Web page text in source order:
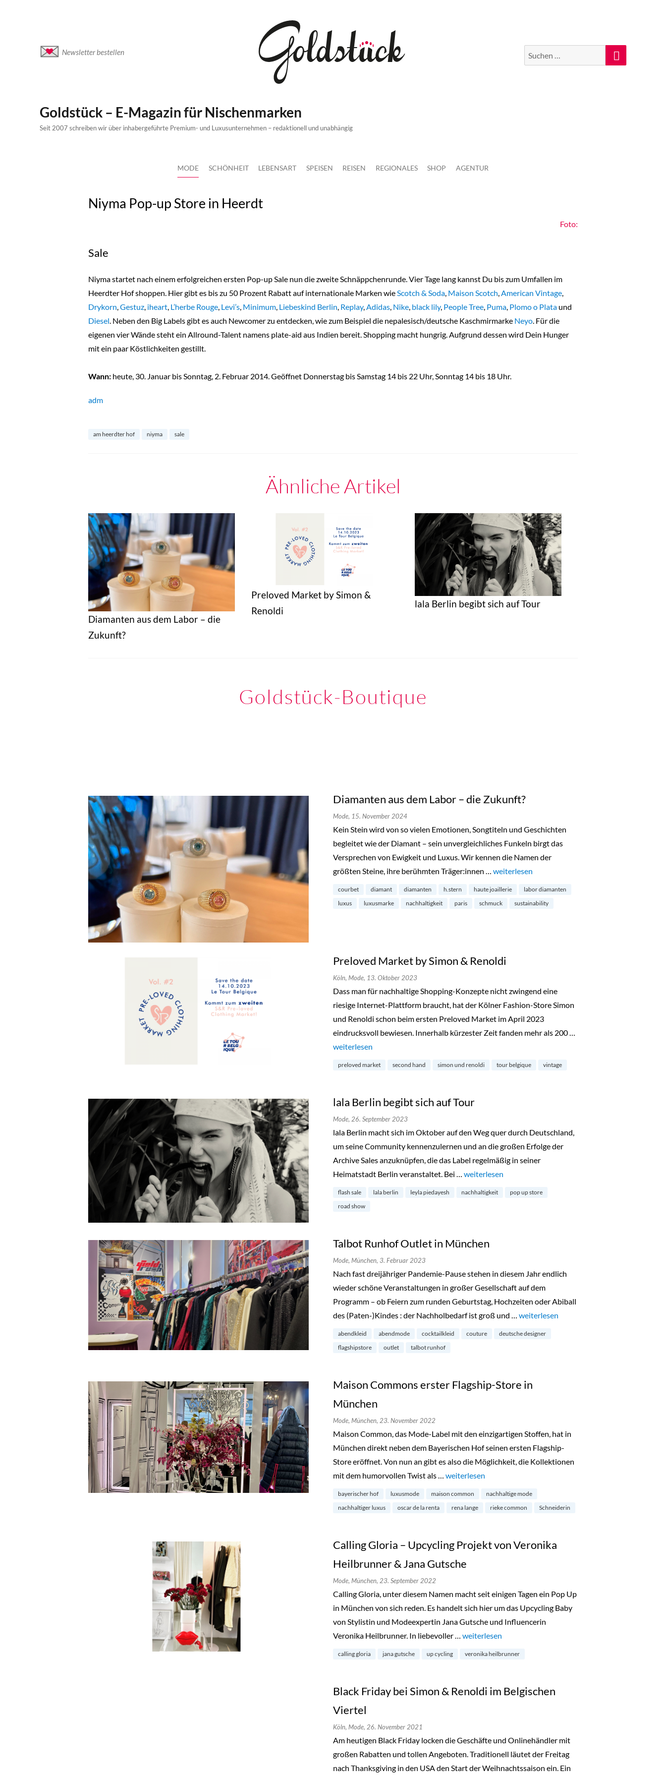
Newsletter bestellen
Suche
nach:
Suchen
Goldstück – E-Magazin für Nischenmarken
Seit 2007 schreiben wir über inhabergeführte Premium- und Luxusunternehmen – redaktionell und unabhängig
MODE SCHÖNHEIT LEBENSART SPEISEN REISEN REGIONALES SHOP AGENTUR
Niyma Pop-up Store in Heerdt
Foto:
Sale
Niyma startet nach einem erfolgreichen ersten Pop-up Sale nun die zweite Schnäppchenrunde. Vier Tage lang kannst Du bis zum Umfallen im
Heerdter Hof shoppen. Hier gibt es bis zu 50 Prozent Rabatt auf internationale Marken wieScotch & Soda, Maison Scotch,American Vintage,
Drykorn,Gestuz, iheart, L’herbe Rouge, Levi’s, Minimum, Liebeskind Berlin, Replay,Adidas, Nike, black lily, People Tree, Puma, Plomo o Plata und
Diesel. Neben den Big Labels gibt es auch Newcomer zu entdecken, wie zum Beispiel die nepalesisch/deutsche Kaschmirmarke Neyo. Für die
eigenen vier Wände steht ein Allround-Talent namens plate-aid aus Indien bereit. Shopping macht hungrig. Aufgrund dessen wird Dein Hunger
mit ein paar Köstlichkeiten gestillt.
Wann: heute, 30. Januar bis Sonntag, 2. Februar 2014. Geöffnet Donnerstag bis Samstag 14 bis 22 Uhr, Sonntag 14 bis 18 Uhr.
adm
am heerdter hof niyma sale
Ähnliche Artikel
Diamanten aus dem Labor – die
Zukunft?
Preloved Market by Simon &
Renoldi
lala Berlin begibt sich auf Tour
Goldstück-Boutique
Diamanten aus dem Labor – die Zukunft?
Mode, 15. November 2024
Kein Stein wird von so vielen Emotionen, Songtiteln und Geschichten
begleitet wie der Diamant – sein unvergleichliches Funkeln birgt das
Versprechen von Ewigkeit und Luxus. Wir kennen die Namen der
größten Steine, ihre berühmten Träger:innen … „Diamanten aus dem Labor – die Zukunft?“
weiterlesen
courbet diamant diamanten h.stern haute joaillerie
labor diamanten
luxus
luxusmarke nachhaltigkeit paris schmuck sustainability
Preloved Market by Simon & Renoldi
Köln, Mode, 13. Oktober 2023
Dass man für nachhaltige Shopping-Konzepte nicht zwingend eine
riesige Internet-Plattform braucht, hat der Kölner Fashion-Store Simon
und Renoldi schon beim ersten Preloved Market im April 2023
eindrucksvoll bewiesen. Innerhalb kürzester Zeit fanden mehr als 200 …
„Preloved Market by Simon & Renoldi“
weiterlesen
preloved market second hand simon und renoldi tour belgique vintage
lala Berlin begibt sich auf Tour
Mode, 26. September 2023
lala Berlin macht sich im Oktober auf den Weg quer durch Deutschland,
um seine Community kennenzulernen und an die großen Erfolge der
Archive Sales anzuknüpfen, die das Label regelmäßig in seiner
Heimatstadt Berlin veranstaltet. Bei … „lala Berlin begibt sich auf Tour“
weiterlesen
flash sale lala berlin leyla piedayesh nachhaltigkeit
pop up store
road show
Talbot Runhof Outlet in München
Mode, München, 3. Februar 2023
Nach fast dreijähriger Pandemie-Pause stehen in diesem Jahr endlich
wieder schöne Veranstaltungen in großer Gesellschaft auf dem
Programm – ob Feiern zum runden Geburtstag, Hochzeiten oder Abiball
des (Paten-)Kindes : der Nachholbedarf ist groß und … „Talbot Runhof Outlet in München“
weiterlesen
abendkleid abendmode cocktailkleid couture
deutsche designer
flagshipstore
outlet talbot runhof
Maison Commons erster Flagship-Store in
München
Mode, München, 23. November 2022
Maison Common, das Mode-Label mit den einzigartigen Stoffen, hat in
München direkt neben dem Bayerischen Hof seinen ersten Flagship-
Store eröffnet. Von nun an gibt es also die Möglichkeit, die Kollektionen
mit dem humorvollen Twist als … „Maison Commons erster Flagship-Store in München“
weiterlesen
bayerischer hof luxusmode maison common
nachhaltige mode
nachhaltiger luxus
oscar de la renta rena lange rieke common Schneiderin
Calling Gloria – Upcycling Projekt von Veronika
Heilbrunner & Jana Gutsche
Mode, München, 23. September 2022
Calling Gloria, unter diesem Namen macht seit einigen Tagen ein Pop Up
in München von sich reden. Es handelt sich hier um das Upcycling Baby
von Stylistin und Modeexpertin Jana Gutsche und Influencerin
Veronika Heilbrunner. In liebevoller … „Calling Gloria – Upcycling Projekt von Veronika
weiterlesen
calling gloria jana gutsche up cycling veronika heilbrunner
Black Friday bei Simon & Renoldi im Belgischen
Viertel
Köln, Mode, 26. November 2021
Am heutigen Black Friday locken die Geschäfte und Onlinehändler mit
großen Rabatten und tollen Angeboten. Traditionell läutet der Freitag
nach Thanksgiving in den USA den Start der Weihnachtssaison ein. Ein